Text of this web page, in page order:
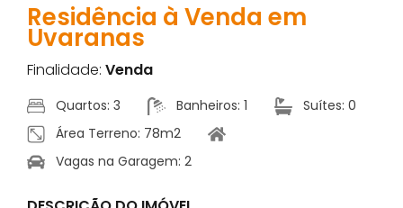
Residência à Venda em
Uvaranas
Finalidade: Venda
Quartos: 3 Banheiros: 1
Suítes: 0
Área Terreno: 78m2
Vagas na Garagem: 2